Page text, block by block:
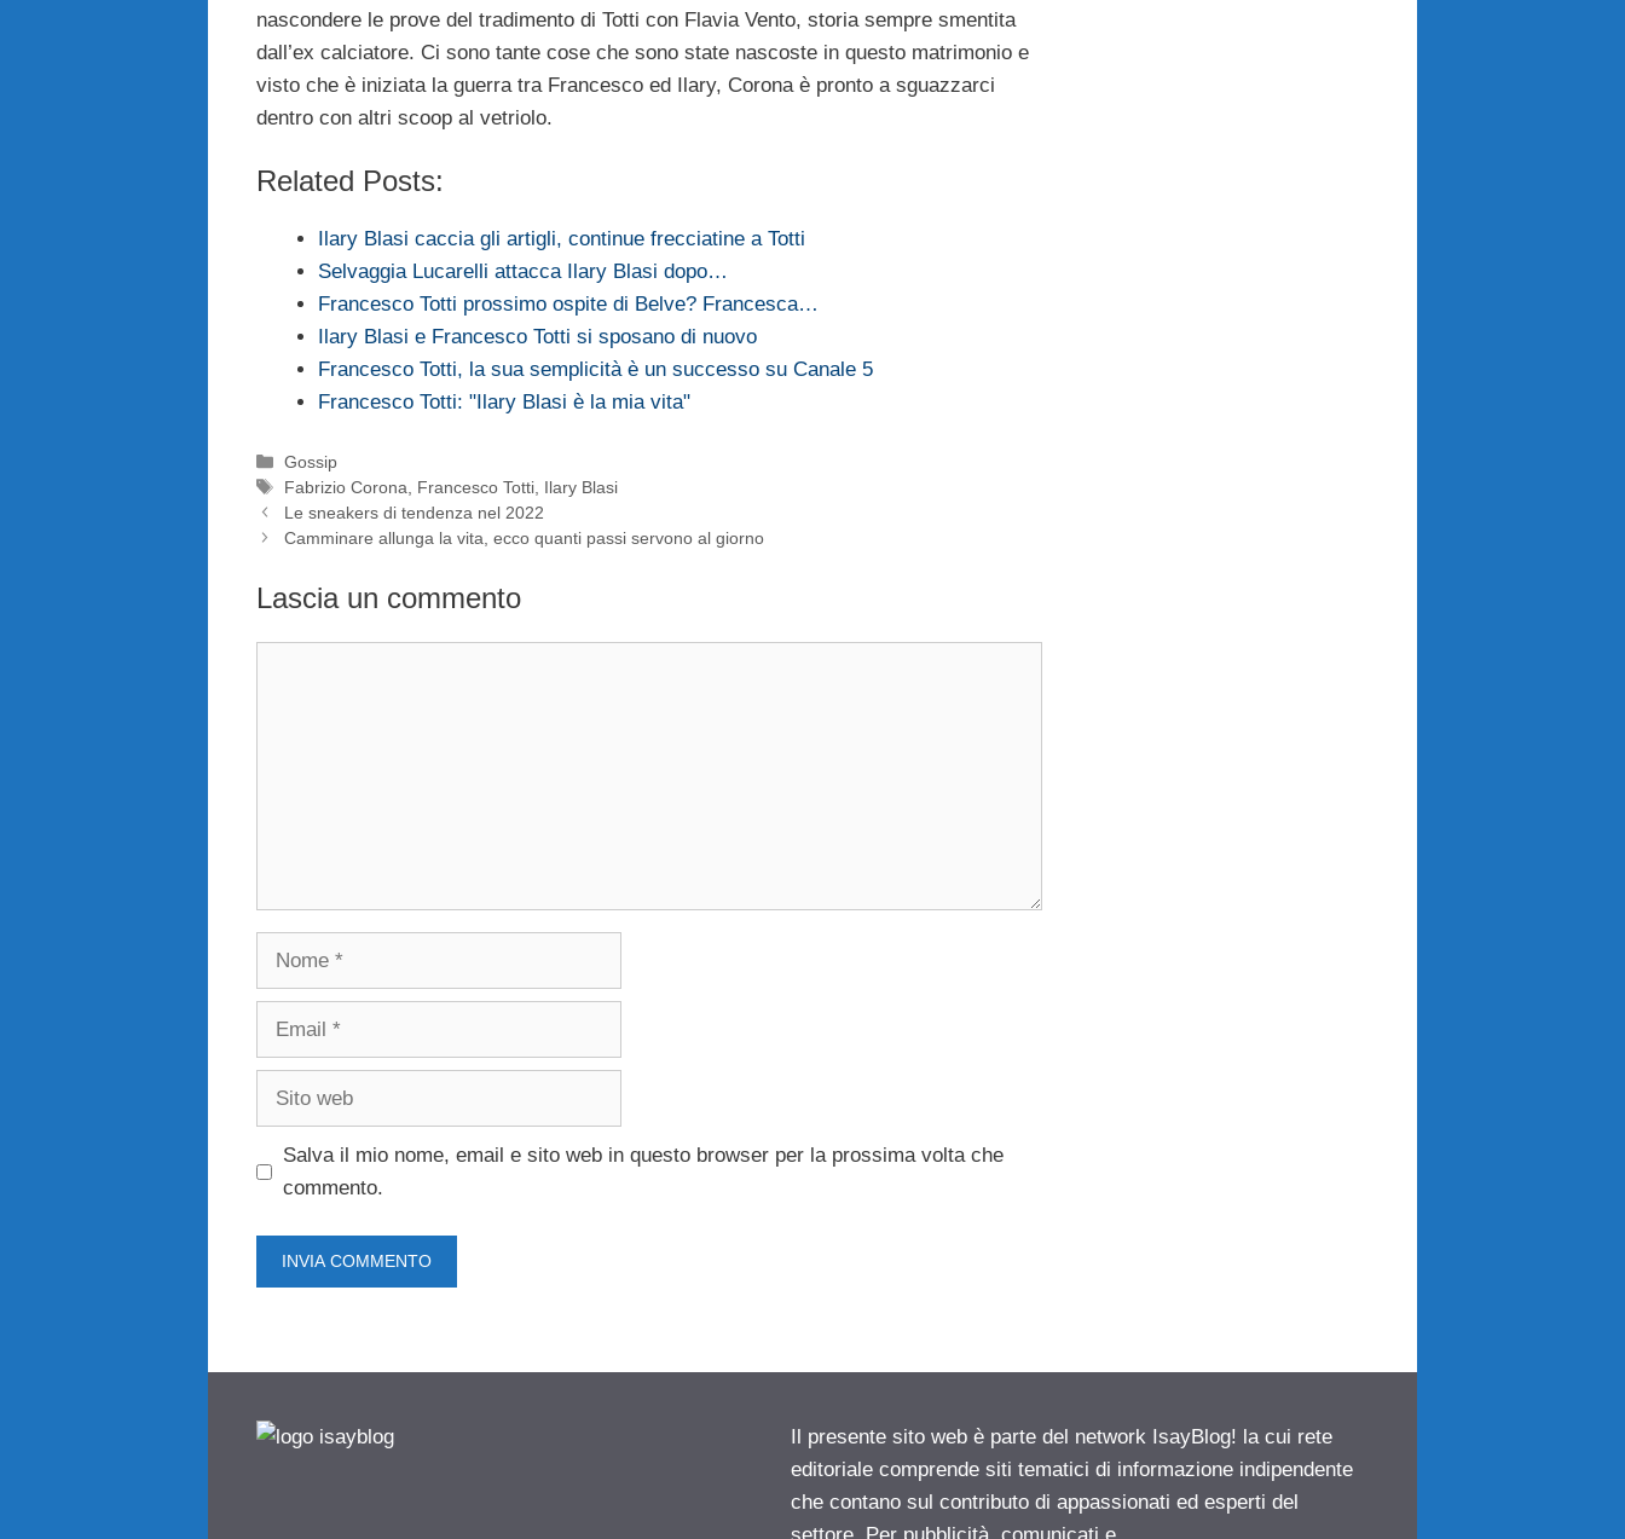
nascondere le prove del tradimento di Totti con Flavia Vento, storia sempre smentita
dall’ex calciatore. Ci sono tante cose che sono state nascoste in questo matrimonio e
visto che è iniziata la guerra tra Francesco ed Ilary, Corona è pronto a sguazzarci
dentro con altri scoop al vetriolo.
Related Posts:
Ilary Blasi caccia gli artigli, continue frecciatine a Totti
Selvaggia Lucarelli attacca Ilary Blasi dopo…
Francesco Totti prossimo ospite di Belve? Francesca…
Ilary Blasi e Francesco Totti si sposano di nuovo
Francesco Totti, la sua semplicità è un successo su Canale 5
Francesco Totti: "Ilary Blasi è la mia vita"
Categorie
Gossip
Tag
Fabrizio Corona Francesco Totti Ilary Blasi
Le sneakers di tendenza nel 2022
Camminare allunga la vita, ecco quanti passi servono al giorno
Lascia un commento
Nome
Email
Sito
Salva il mio nome, email e sito web in questo browser per la prossima volta che
commento.
Il presente sito web è parte del network IsayBlog! la cui rete
editoriale comprende siti tematici di informazione indipendente
che contano sul contributo di appassionati ed esperti del